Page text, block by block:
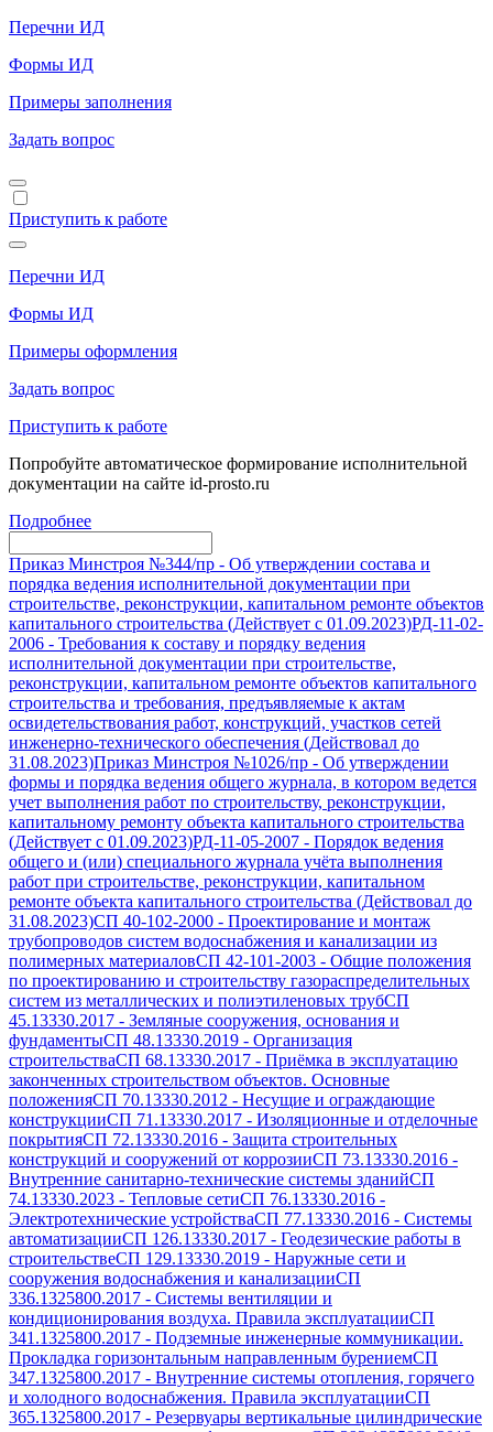
Перечни ИД
Формы ИД
Примеры заполнения
Задать вопрос
Приступить к работе
Перечни ИД
Формы ИД
Примеры оформления
Задать вопрос
Приступить к работе
Попробуйте автоматическое формирование исполнительной
документации на сайте id-prosto.ru
Подробнее
Приказ Минстроя №344/пр - Об утверждении состава и
порядка ведения исполнительной документации при
строительстве, реконструкции, капитальном ремонте объектов
капитального строительства (Действует с 01.09.2023)РД-11-02-
2006 - Требования к составу и порядку ведения
исполнительной документации при строительстве,
реконструкции, капитальном ремонте объектов капитального
строительства и требования, предъявляемые к актам
освидетельствования работ, конструкций, участков сетей
инженерно-технического обеспечения (Действовал до
31.08.2023)Приказ Минстроя №1026/пр - Об утверждении
формы и порядка ведения общего журнала, в котором ведется
учет выполнения работ по строительству, реконструкции,
капитальному ремонту объекта капитального строительства
(Действует с 01.09.2023)РД-11-05-2007 - Порядок ведения
общего и (или) специального журнала учёта выполнения
работ при строительстве, реконструкции, капитальном
ремонте объекта капитального строительства (Действовал до
31.08.2023)СП 40-102-2000 - Проектирование и монтаж
трубопроводов систем водоснабжения и канализации из
полимерных материаловСП 42-101-2003 - Общие положения
по проектированию и строительству газораспределительных
систем из металлических и полиэтиленовых трубСП
45.13330.2017 - Земляные сооружения, основания и
фундаментыСП 48.13330.2019 - Организация
строительстваСП 68.13330.2017 - Приёмка в эксплуатацию
законченных строительством объектов. Основные
положенияСП 70.13330.2012 - Несущие и ограждающие
конструкцииСП 71.13330.2017 - Изоляционные и отделочные
покрытияСП 72.13330.2016 - Защита строительных
конструкций и сооружений от коррозииСП 73.13330.2016 -
Внутренние санитарно-технические системы зданийСП
74.13330.2023 - Тепловые сетиСП 76.13330.2016 -
Электротехнические устройстваСП 77.13330.2016 - Системы
автоматизацииСП 126.13330.2017 - Геодезические работы в
строительствеСП 129.13330.2019 - Наружные сети и
сооружения водоснабжения и канализацииСП
336.1325800.2017 - Системы вентиляции и
кондиционирования воздуха. Правила эксплуатацииСП
341.1325800.2017 - Подземные инженерные коммуникации.
Прокладка горизонтальным направленным бурениемСП
347.1325800.2017 - Внутренние системы отопления, горячего
и холодного водоснабжения. Правила эксплуатацииСП
365.1325800.2017 - Резервуары вертикальные цилиндрические